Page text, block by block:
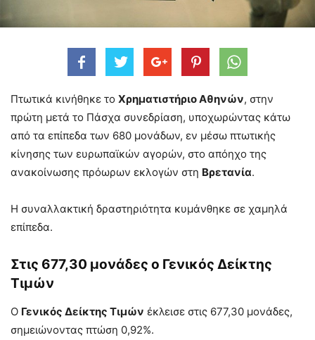
Πτωτικά κινήθηκε το Χρηματιστήριο Αθηνών, στην
πρώτη μετά το Πάσχα συνεδρίαση, υποχωρώντας κάτω
από τα επίπεδα των 680 μονάδων, εν μέσω πτωτικής
κίνησης των ευρωπαϊκών αγορών, στο απόηχο της
ανακοίνωσης πρόωρων εκλογών στη Βρετανία.
Η συναλλακτική δραστηριότητα κυμάνθηκε σε χαμηλά
επίπεδα.
Στις 677,30 μονάδες ο Γενικός Δείκτης
Τιμών
O Γενικός Δείκτης Τιμών έκλεισε στις 677,30 μονάδες,
σημειώνοντας πτώση 0,92%.